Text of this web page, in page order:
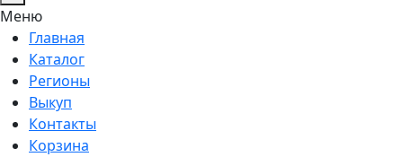
Меню
Главная
Каталог
Регионы
Выкуп
Контакты
Корзина